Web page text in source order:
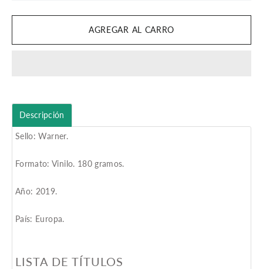
AGREGAR AL CARRO
Descripción
Sello: Warner.
Formato: Vinilo. 180 gramos.
Año: 2019.
País: Europa.
LISTA DE TÍTULOS